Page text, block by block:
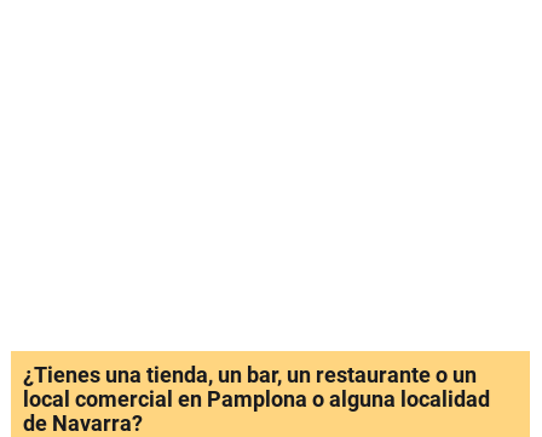
¿Tienes una tienda, un bar, un restaurante o un
local comercial en Pamplona o alguna localidad
de Navarra?